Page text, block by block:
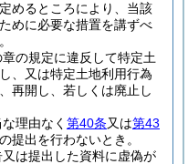
めるところにより、当該
めに必要な措置を講ずべ
の規定に違反して特定土
、又は特定土地利用行為
再開し、若しくは廃止し
理由なく 第40条又は第43
提出を行わないとき。
は提出した資料に虚偽が